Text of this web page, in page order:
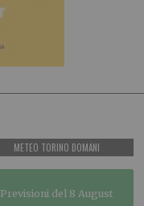
METEO TORINO DOMANI
Previsioni del 8 August